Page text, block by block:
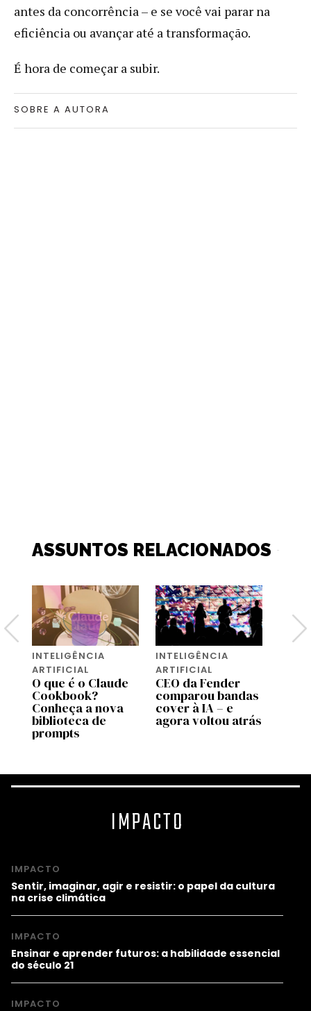
antes da concorrência – e se você vai parar na
eficiência ou avançar até a transformação.
É hora de começar a subir.
SOBRE A AUTORA
ASSUNTOS RELACIONADOS
INTELIGÊNCIA
ARTIFICIAL
O que é o Claude
Cookbook?
Conheça a nova
biblioteca de
prompts
INTELIGÊNCIA
ARTIFICIAL
CEO da Fender
comparou bandas
cover à IA – e
agora voltou atrás
IMPACTO
IMPACTO
Sentir, imaginar, agir e resistir: o papel da cultura
na crise climática
IMPACTO
Ensinar e aprender futuros: a habilidade essencial
do século 21
IMPACTO